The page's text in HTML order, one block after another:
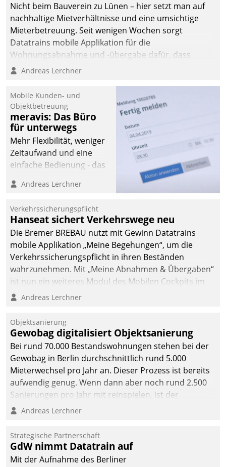
Nicht beim Bauverein zu Lünen – hier setzt man auf
nachhaltige Mietverhältnisse und eine umsichtige
Mieterbetreuung. Seit wenigen Wochen sorgt
Datatrains mobile Applikation für die
Wohnungsabnahme und -übergabe dafür, dass
Mieter wohlgeordnet kommen und, so es sein muss,
Andreas Lerchner
Mobile Kunden- und
Objektbetreuung
meravis: Das Büro
für unterwegs
Mehr Flexibilität, weniger
Zeitaufwand und eine
einfache Bedienung - das
Cockpit für mobile
Datatrain. Die meravis
Wohnungsbau- und
Immobilien GmbH hat
sich dabei für den Betrieb
der Lösung über die SAP
Cloud Platform
entschieden - als erstes
Unternehmen am
Andreas Lerchner
Verkehrssicherungspflicht
Hanseat sichert Verkehrswege neu
Die Bremer BREBAU nutzt mit Gewinn Datatrains
mobile Applikation „Meine Begehungen“, um die
Verkehrssicherungspflicht in ihren Beständen
wahrzunehmen. Mit „Meine Abnahmen & Übergaben“
ist nun ein weiteres Modul des Mobilen Cockpits im
Einsatz.
Andreas Lerchner
Objektsanierung
Gewobag digitalisiert Objektsanierung
Bei rund 70.000 Bestandswohnungen stehen bei der
Gewobag in Berlin durchschnittlich rund 5.000
Mieterwechsel pro Jahr an. Dieser Prozess ist bereits
aufwendig genug. Wenn dann aber noch rund 2.500
Sanierungen pro Jahr mit reinspielen, ist der
Betreuungs- und Organisationsaufwand immens. Im
kommunale Wohnungsbauunternehmen daher
gemeinsam mit der Berliner Datatrain GmbH den
Teilprozess der Objektsanierung digitalisiert.
Andreas Lerchner
Strategische Partnerschaft
GdW nimmt Datatrain auf
Mit der Aufnahme des Berliner